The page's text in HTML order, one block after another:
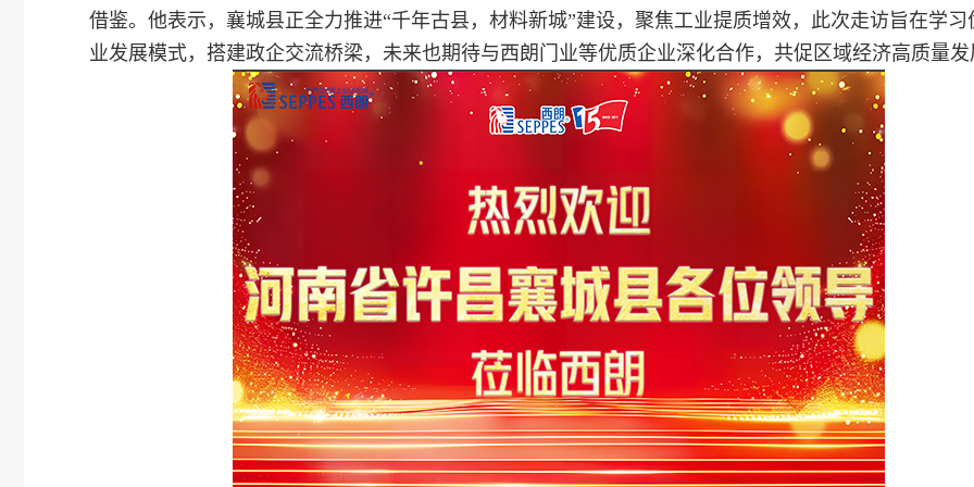
借鉴。他表示，襄城县正全力推进“千年古县，材料新城”建设，聚焦工业提质增效，此次走访旨在学习
业发展模式，搭建政企交流桥梁，未来也期待与西朗门业等优质企业深化合作，共促区域经济高质量发